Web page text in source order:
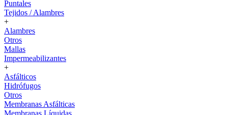
Puntales
Tejidos / Alambres
+
Alambres
Otros
Mallas
Impermeabilizantes
+
Asfálticos
Hidrófugos
Otros
Membranas Asfálticas
Membranas Líquidas